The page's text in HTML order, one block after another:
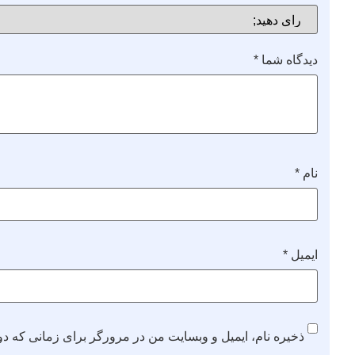
دیدگاه شما *
نام *
ایمیل *
ذخیره نام، ایمیل و وبسایت من در مرورگر برای زمانی که